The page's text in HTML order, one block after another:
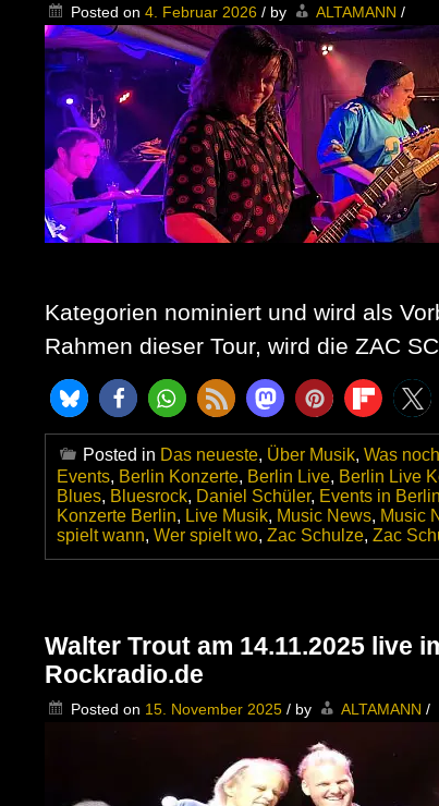
Posted on 4. Februar 2026 / by ALTAMANN /
Kategorien nominiert und wird als
Rahmen dieser Tour, wird die ZAC
Posted in Das neueste, Über Musik, Was
Events, Berlin Konzerte, Berlin Live, Berlin Live
Blues, Bluesrock, Daniel Schüler, Events in Berlin
Konzerte Berlin, Live Musik, Music News, Music
spielt wann, Wer spielt wo, Zac Schulze, Zac
Walter Trout am 14.11.2025 live
Rockradio.de
Posted on 15. November 2025 / by ALTAMANN /